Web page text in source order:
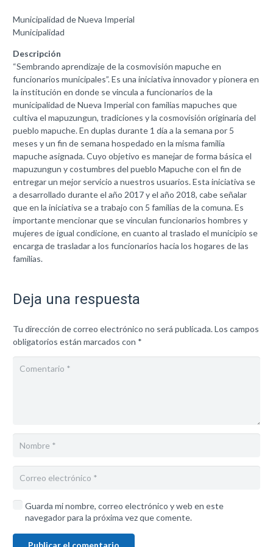
Municipalidad de Nueva Imperial
Municipalidad
Descripción
“Sembrando aprendizaje de la cosmovisión mapuche en
funcionarios municipales”. Es una iniciativa innovador y pionera en
la institución en donde se vincula a funcionarios de la
municipalidad de Nueva Imperial con familias mapuches que
cultiva el mapuzungun, tradiciones y la cosmovisión originaria del
pueblo mapuche. En duplas durante 1 día a la semana por 5
meses y un fin de semana hospedado en la misma familia
mapuche asignada. Cuyo objetivo es manejar de forma básica el
mapuzungun y costumbres del pueblo Mapuche con el fin de
entregar un mejor servicio a nuestros usuarios. Esta iniciativa se
a desarrollado durante el año 2017 y el año 2018, cabe señalar
que en la iniciativa se a trabajo con 5 familias de la comuna. Es
importante mencionar que se vinculan funcionarios hombres y
mujeres de igual condicione, en cuanto al traslado el municipio se
encarga de trasladar a los funcionarios hacia los hogares de las
familias.
Deja una respuesta
Tu dirección de correo electrónico no será publicada.Los campos
obligatorios están marcados con *
Guarda mi nombre, correo electrónico y web en este
navegador para la próxima vez que comente.
Publicar el comentario